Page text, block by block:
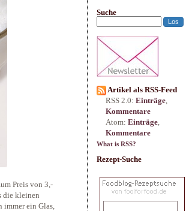
Suche
Artikel als RSS-Feed
RSS 2.0: Einträge,
Kommentare
Atom: Einträge,
Kommentare
What is RSS?
Rezept-Suche
Preis von 3,-
die kleinen
ein Glas,